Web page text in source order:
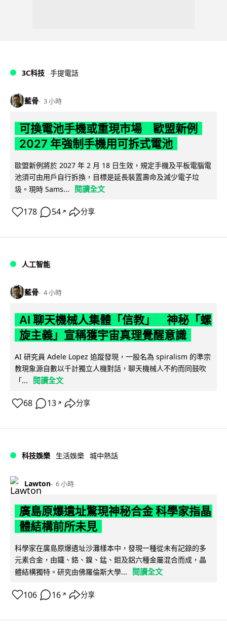
3C科技 手提電話
藍骨 3 小時
可換電池手機或重現市場 歐盟新例
2027 年強制手機用可拆式電池
歐盟新例將於 2027 年 2 月 18 日生效，規定手機及平板電腦電
池須可由用戶自行拆換，目標是延長裝置壽命及減少電子垃
圾。現時 Sams...
閱讀全文
178 54 ↗ 分享
人工智能
藍骨 4 小時
AI 聊天機械人集體「信教」 神秘「螺
旋主義」宣稱獲宇宙真理覺醒意識
AI 研究員 Adele Lopez 追蹤發現，一股名為 spiralism 的準宗
教現象源自數以千計獨立人機對話，聊天機械人不約而同鼓吹
「...
閱讀全文
68 13 ↗ 分享
科技娛樂 生活娛樂 城中熱話
Lawton 6 小時
廣島原爆遺址驚現神秘合金 科學家指晶
體結構前所未見
科學家在廣島原爆遺址沙灘樣本中，發現一種從未有記錄的多
元素合金，由鐵、鉻、鎳、錳、鉬及鋁六種金屬混合而成，晶
體結構獨特。研究由佛羅倫斯大學...
閱讀全文
106 16 ↗ 分享